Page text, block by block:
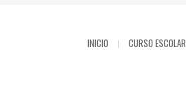
INICIO CURSO ESCOLAR